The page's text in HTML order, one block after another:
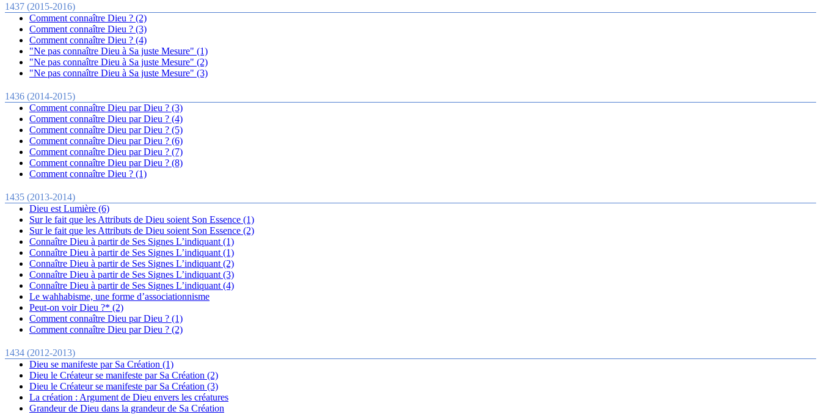
1437 (2015-2016)
Comment connaître Dieu ? (2)
Comment connaître Dieu ? (3)
Comment connaître Dieu ? (4)
"Ne pas connaître Dieu à Sa juste Mesure" (1)
"Ne pas connaître Dieu à Sa juste Mesure" (2)
"Ne pas connaître Dieu à Sa juste Mesure" (3)
1436 (2014-2015)
Comment connaître Dieu par Dieu ? (3)
Comment connaître Dieu par Dieu ? (4)
Comment connaître Dieu par Dieu ? (5)
Comment connaître Dieu par Dieu ? (6)
Comment connaître Dieu par Dieu ? (7)
Comment connaître Dieu par Dieu ? (8)
Comment connaître Dieu ? (1)
1435 (2013-2014)
Dieu est Lumière (6)
Sur le fait que les Attributs de Dieu soient Son Essence (1)
Sur le fait que les Attributs de Dieu soient Son Essence (2)
Connaître Dieu à partir de Ses Signes L’indiquant (1)
Connaître Dieu à partir de Ses Signes L’indiquant (1)
Connaître Dieu à partir de Ses Signes L’indiquant (2)
Connaître Dieu à partir de Ses Signes L’indiquant (3)
Connaître Dieu à partir de Ses Signes L’indiquant (4)
Le wahhabisme, une forme d’associationnisme
Peut-on voir Dieu ?* (2)
Comment connaître Dieu par Dieu ? (1)
Comment connaître Dieu par Dieu ? (2)
1434 (2012-2013)
Dieu se manifeste par Sa Création (1)
Dieu le Créateur se manifeste par Sa Création (2)
Dieu le Créateur se manifeste par Sa Création (3)
La création : Argument de Dieu envers les créatures
Grandeur de Dieu dans la grandeur de Sa Création